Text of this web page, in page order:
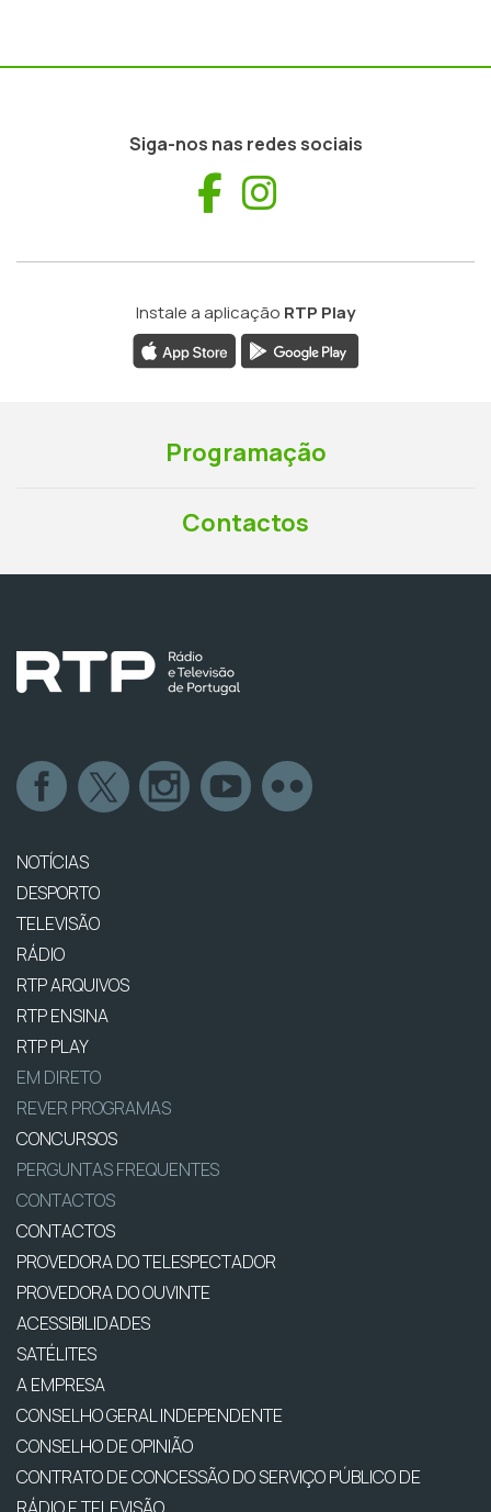
Siga-nos nas redes sociais
Facebook
Instale a aplicação RTP Play
Programação
Contactos
NOTÍCIAS
DESPORTO
TELEVISÃO
RÁDIO
RTP ARQUIVOS
RTP ENSINA
RTP PLAY
EM DIRETO
REVER PROGRAMAS
CONCURSOS
PERGUNTAS FREQUENTES
CONTACTOS
CONTACTOS
PROVEDORA DO TELESPECTADOR
PROVEDORA DO OUVINTE
ACESSIBILIDADES
SATÉLITES
A EMPRESA
CONSELHO GERAL INDEPENDENTE
CONSELHO DE OPINIÃO
CONTRATO DE CONCESSÃO DO SERVIÇO PÚBLICO DE